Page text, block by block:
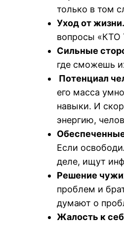
только в том
Уход от жизни.
вопросы «КТО
Сильные
где сможешь
Потенциал
его масса
навыки. И
энергию,
Если
деле, ищут
Решение
проблем и
думают о
Жалость к